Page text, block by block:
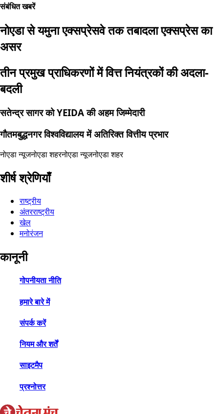
संबंधित खबरें
नोएडा से यमुना एक्सप्रेसवे तक तबादला एक्सप्रेस का
असर
तीन प्रमुख प्राधिकरणों में वित्त नियंत्रकों की अदला-
बदली
सतेन्द्र सागर को YEIDA की अहम जिम्मेदारी
गौतमबुद्धनगर विश्वविद्यालय में अतिरिक्त वित्तीय प्रभार
नोएडा न्यूजनोएडा शहरनोएडा न्यूजनोएडा शहर
शीर्ष श्रेणियाँ
राष्ट्रीय
अंतरराष्ट्रीय
खेल
मनोरंजन
कानूनी
गोपनीयता नीति
हमारे बारे में
संपर्क करें
नियम और शर्तें
साइटमैप
प्रश्नोत्तर